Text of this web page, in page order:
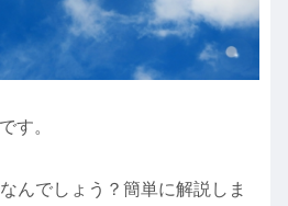
です。
んでしょう？簡単に解説しま